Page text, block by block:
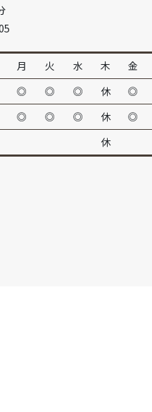
月 火 水 木 金
◎ ◎ ◎ 休 ◎
◎ ◎ ◎ 休 ◎
休